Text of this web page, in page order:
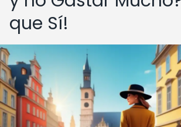
que Sí!